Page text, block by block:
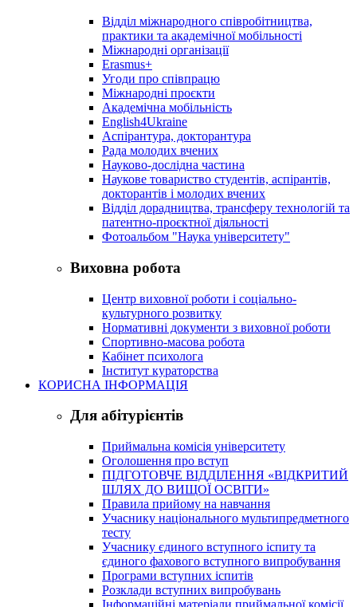
Відділ міжнародного співробітництва,
практики та академічної мобільності
Міжнародні організації
Erasmus+
Угоди про співпрацю
Міжнародні проєкти
Академічна мобільність
English4Ukraine
Аспірантура, докторантура
Рада молодих вчених
Науково-дослідна частина
Наукове товариство студентів, аспірантів,
докторантів і молодих вчених
Відділ дорадництва, трансферу технологій та
патентно-проєктної діяльності
Фотоальбом "Наука університету"
Виховна робота
Центр виховної роботи і соціально-
культурного розвитку
Нормативні документи з виховної роботи
Спортивно-масова робота
Кабінет психолога
Інститут кураторства
КОРИСНА ІНФОРМАЦІЯ
Для абітурієнтів
Приймальна комісія університету
Оголошення про вступ
ПІДГОТОВЧЕ ВІДДІЛЕННЯ «ВІДКРИТИЙ
ШЛЯХ ДО ВИЩОЇ ОСВІТИ»
Правила прийому на навчання
Учаснику національного мультипредметного
тесту
Учаснику єдиного вступного іспиту та
єдиного фахового вступного випробування
Програми вступних іспитів
Розклади вступних випробувань
Інформаційні матеріали приймальної комісії